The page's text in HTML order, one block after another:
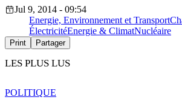
Jul 9, 2014 - 09:54
Energie, Environnement et Transport
ÉlectricitéEnergie & ClimatNucléaire
Print Partager
LES PLUS LUS
POLITIQUE